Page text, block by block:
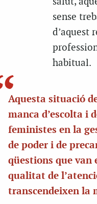
sense
d’aquest
habitual.
Aquesta situació
manca d’escolta i
feministes en la
de poder i de
qüestions que van
qualitat de
transcendeixen la